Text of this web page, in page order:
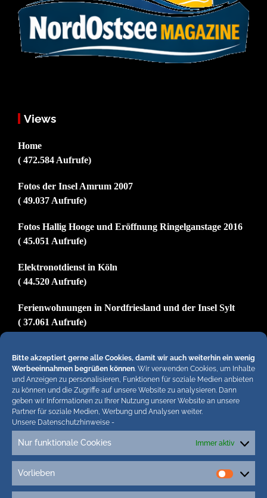
Bitte akzeptiert gerne alle Cookies, damit wir auch weiterhin ein wenig
Werbeeinnahmen begrüßen können. Wir verwenden Cookies, um Inhalte
und Anzeigen zu personalisieren, Funktionen für soziale Medien anbieten
zu können und die Zugriffe auf unsere Website zu analysieren. Dann
geben wir Informationen zu Ihrer Nutzung unserer Website an unsere
Partner für soziale Medien, Werbung und Analysen weiter.
Unsere Datenschutzhinweise -
Nur funktionale Cookies Immer aktiv
Vorlieben
Views
Home
( 472.584 Aufrufe)
Fotos der Insel Amrum 2007
( 49.037 Aufrufe)
Fotos Hallig Hooge und Eröffnung Ringelganstage 2016
( 45.051 Aufrufe)
Elektronotdienst in Köln
( 44.520 Aufrufe)
Ferienwohnungen in Nordfriesland und der Insel Sylt
( 37.061 Aufrufe)
( 29.828 Aufrufe)
Hiermit untersagen wir strengstens die komplette
Einbindung von Artikeln unserer Blogs in anderen
Online-Angeboten. Erlaubt sind lediglich
abgekürzte Teaser bis ca. 200 Zeichen plus Link
zum ganzen Artikel in unseren Blogs. Wir
behalten uns bei Verstössen rechtliche Schritte